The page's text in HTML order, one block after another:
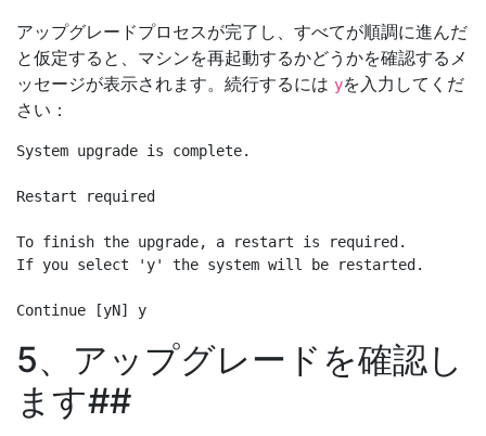
アップグレードプロセスが完了し、すべてが順調に進んだ
と仮定すると、マシンを再起動するかどうかを確認するメ
ッセージが表示されます。続行するには yを入力してくだ
さい：
System upgrade is complete.
Restart required
To finish the upgrade, a restart is required.
If you select 'y' the system will be restarted.
5、アップグレードを確認し
ます##